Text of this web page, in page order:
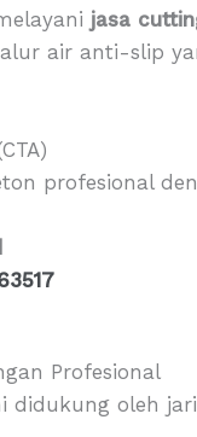
jasa
air anti-slip
profesional
Profesional
didukung oleh